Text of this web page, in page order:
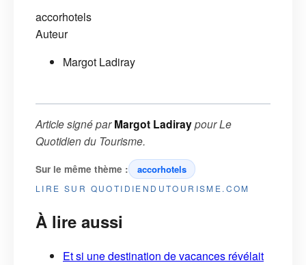
accorhotels
Auteur
Margot Ladiray
Article signé parMargot LadiraypourLe
Quotidien du Tourisme.
Sur le même thème : accorhotels
LIRE SUR QUOTIDIENDUTOURISME.COM
À lire aussi
Et si une destination de vacances révélait